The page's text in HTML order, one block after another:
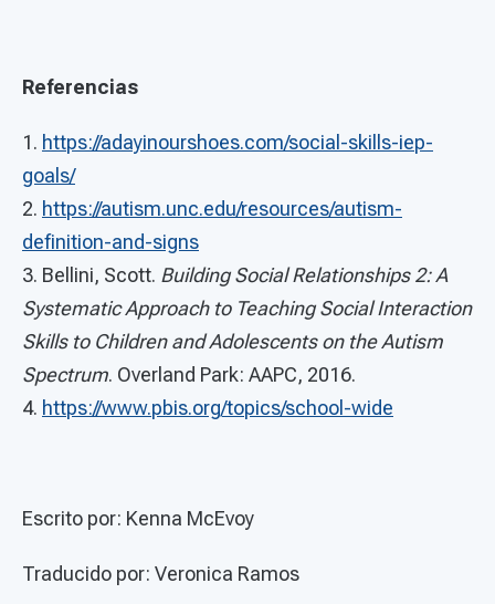
Referencias
1. https://adayinourshoes.com/social-skills-iep-
goals/
2. https://autism.unc.edu/resources/autism-
definition-and-signs
3. Bellini, Scott. Building Social Relationships 2: A
Systematic Approach to Teaching Social Interaction
Skills to Children and Adolescents on the Autism
Spectrum. Overland Park: AAPC, 2016.
4. https://www.pbis.org/topics/school-wide
Escrito por: Kenna McEvoy
Traducido por: Veronica Ramos